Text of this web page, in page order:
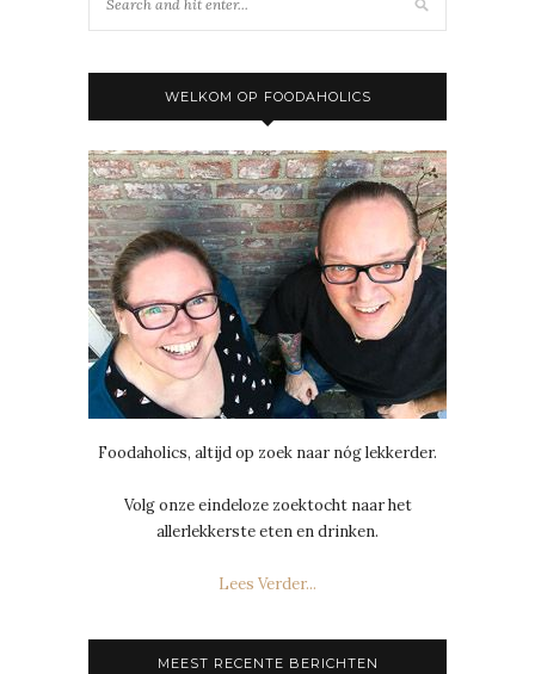
WELKOM OP FOODAHOLICS
Foodaholics, altijd op zoek naar nóg lekkerder.
Volg onze eindeloze zoektocht naar het
allerlekkerste eten en drinken.
Lees Verder...
MEEST RECENTE BERICHTEN